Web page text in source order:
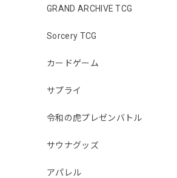
GRAND ARCHIVE TCG
Sorcery TCG
カードゲーム
サプライ
令和の虎プレゼンバトル
サウナグッズ
アパレル